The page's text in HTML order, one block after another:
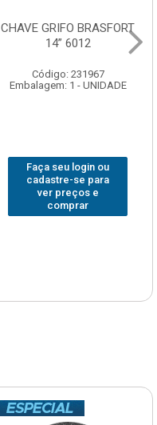
CHAVE GRIFO BRASFORT
14” 6012
Código: 231967
Embalagem: 1 - UNIDADE
Faça seu login ou
cadastre-se para
ver preços e
comprar